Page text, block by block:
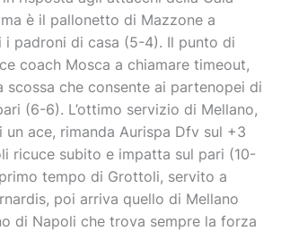
è il pallonetto di Mazzone a
i padroni di casa (5-4). Il punto di
coach Mosca a chiamare timeout,
scossa che consente ai partenopei di
(6-6). L’ottimo servizio di Mellano,
un ace, rimanda Aurispa Dfv sul +3
ricuce subito e impatta sul pari (10-
tempo di Grottoli, servito a
poi arriva quello di Mellano
di Napoli che trova sempre la forza